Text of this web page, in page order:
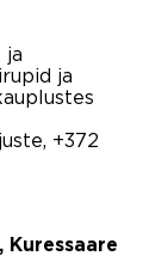
ja
ja
+372
Kuressaare